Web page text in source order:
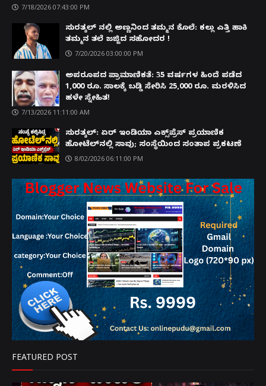
7/18/2026 07:43:00 PM
ಸುರತ್ಕಲ್ ನಲ್ಲಿ ಅಣ್ಣನಿಂದ ತಮ್ಮನ ಕೊಲೆ: ಕಲ್ಲು ಎತ್ತಿ ಹಾಕಿ
ತಮ್ಮನ ತಲೆ ಜಜ್ಜಿದ ಸಹೋದರ !
7/20/2026 03:00:00 PM
ಅಪರೂಪದ ಪ್ರಾಮಾಣಿಕತೆ: 35 ವರ್ಷಗಳ ಹಿಂದೆ ಪಡೆದ
1,000 ರೂ. ಸಾಲಕ್ಕೆ ಬಡ್ಡಿ ಸೇರಿಸಿ 25,000 ರೂ. ಮರಳಿಸಿದ
ಹಳೇ ಸ್ನೇಹಿತ!
7/13/2026 11:11:00 AM
ಸುರತ್ಕಲ್: ಏರ್ ಇಂಡಿಯಾ ಎಕ್ಸ್‌ಪ್ರೆಸ್ ಪ್ರಯಾಣಿಕ
ಹೋಟೆಲ್‌ನಲ್ಲಿ ಸಾವು; ಸಂಸ್ಥೆಯಿಂದ ಸಂತಾಪ ಪ್ರಕಟಣೆ
8/02/2026 06:11:00 PM
FEATURED POST